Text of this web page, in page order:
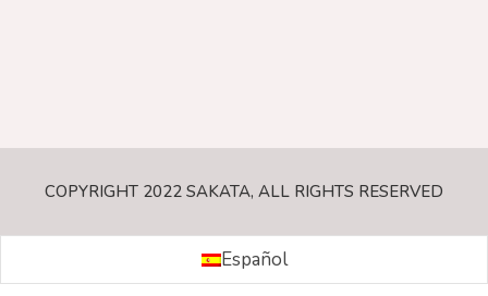
COPYRIGHT 2022 SAKATA, ALL RIGHTS RESERVED
Español